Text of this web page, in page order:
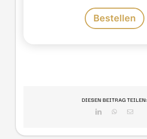
Bestellen
DIESEN BEITRAG TEILEN:
LinkedInWhatsApp
E-